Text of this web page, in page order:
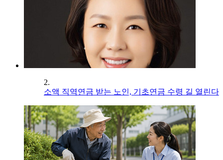
2.
소액 직역연금 받는 노인, 기초연금 수령 길 열린다